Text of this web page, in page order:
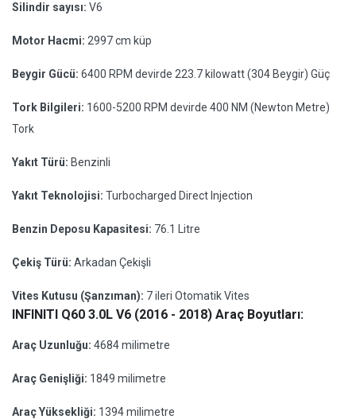
Silindir sayısı: V6
Motor Hacmi: 2997 cm küp
Beygir Gücü: 6400 RPM devirde 223.7 kilowatt (304 Beygir) Güç
Tork Bilgileri: 1600-5200 RPM devirde 400 NM (Newton Metre)
Tork
Yakıt Türü: Benzinli
Yakıt Teknolojisi: Turbocharged Direct Injection
Benzin Deposu Kapasitesi: 76.1 Litre
Çekiş Türü: Arkadan Çekişli
Vites Kutusu (Şanzıman): 7 ileri Otomatik Vites
INFINITI Q60 3.0L V6 (2016 - 2018) Araç Boyutları:
Araç Uzunluğu: 4684 milimetre
Araç Genişliği: 1849 milimetre
Araç Yüksekliği: 1394 milimetre